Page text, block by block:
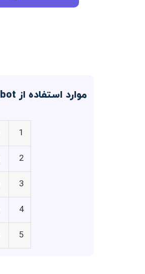
موارد استفاده از Rochat-AI Chatbot
1
2
3
4
5